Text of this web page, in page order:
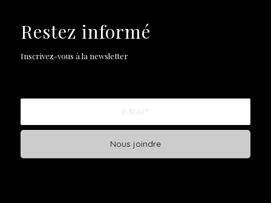
Restez informé
Inscrivez-vous à la newsletter